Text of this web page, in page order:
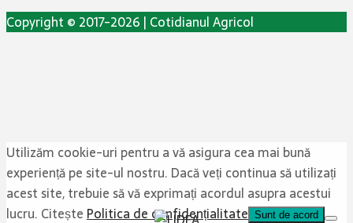
Copyright © 2017-2026 | Cotidianul Agricol
Utilizăm cookie-uri pentru a vă asigura cea mai bună
experiență pe site-ul nostru. Dacă veți continua să utilizați
acest site, trebuie să vă exprimați acordul asupra acestui
lucru. Citește Politica de confidențialitate Sunt de acord